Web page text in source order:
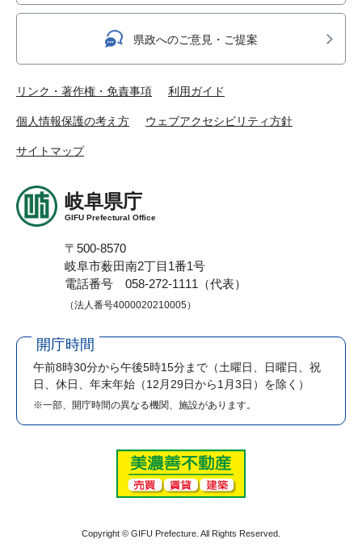
県政へのご意見・ご提案
リンク・著作権・免責事項 利用ガイド
個人情報保護の考え方 ウェブアクセシビリティ方針
サイトマップ
岐阜県庁
GIFU Prefectural Office
〒500-8570
岐阜市薮田南2丁目1番1号
電話番号 058-272-1111（代表）
（法人番号4000020210005）
開庁時間
午前8時30分から午後5時15分まで （土曜日、日曜日、祝
日、休日、年末年始（12月29日から1月3日）を除く）
※一部、開庁時間の異なる機関、施設があります。
Copyright © GIFU Prefecture. All Rights Reserved.